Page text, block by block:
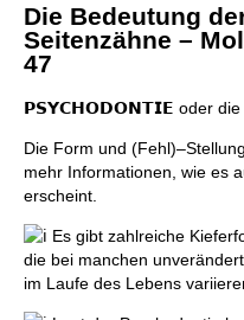
Die Bedeutung
Seitenzähne –
47
𝗣𝗦𝗬𝗖𝗛𝗢𝗗𝗢𝗡𝗧𝗜𝗘 oder
Die Form und
mehr Informationen, wie es
erscheint.
Es gibt zahlreiche
die bei manchen
im Laufe des Lebens